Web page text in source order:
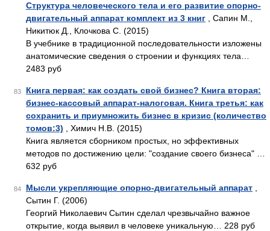
Структура человеческого тела и его развитие опорно-
двигательный аппарат комплект из 3 книг , Сапин М.,
Никитюк Д., Клочкова С. (2015)
В учебнике в традиционной последовательности изложены
анатомические сведения о строении и функциях тела…
2483 руб
83
Книга первая: как создать свой бизнес? Книга вторая:
бизнес-кассовый аппарат-налоговая. Книга третья: как
сохранить и приумножить бизнес в кризис (количество
томов:3) , Химич Н.В. (2015)
Книга является сборником простых, но эффективных
методов по достижению цели: "создание своего бизнеса" …
632 руб
84 Мысли укрепляющие опорно-двигательный аппарат
Сытин Г. (2006)
Георгий Николаевич Сытин сделал чрезвычайно важное
открытие, когда выявил в человеке уникальную… 228 руб